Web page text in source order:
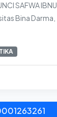
SAFWA IBNU
Bina Darma,